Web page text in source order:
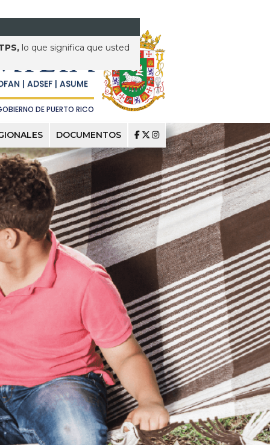
lo que significa que usted
| ADSEF | ASUME
DE PUERTO RICO
DOCUMENTOS   